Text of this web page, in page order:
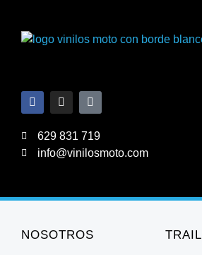
629 831 719
info@vinilosmoto.com
NOSOTROS TRAIL